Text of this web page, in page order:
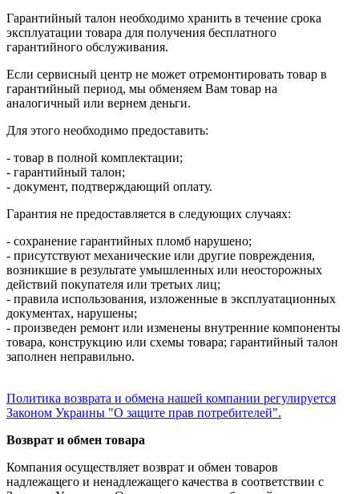
Гарантийный талон необходимо хранить в течение срока
эксплуатации товара для получения бесплатного
гарантийного обслуживания.
Если сервисный центр не может отремонтировать товар в
гарантийный период, мы обменяем Вам товар на
аналогичный или вернем деньги.
Для этого необходимо предоставить:
- товар в полной комплектации;
- гарантийный талон;
- документ, подтверждающий оплату.
Гарантия не предоставляется в следующих случаях:
- сохранение гарантийных пломб нарушено;
- присутствуют механические или другие повреждения,
возникшие в результате умышленных или неосторожных
действий покупателя или третьих лиц;
- правила использования, изложенные в эксплуатационных
документах, нарушены;
- произведен ремонт или изменены внутренние компоненты
товара, конструкцию или схемы товара; гарантийный талон
заполнен неправильно.
Политика возврата и обмена нашей компании регулируется
Законом Украины "О защите прав потребителей".
Возврат и обмен товара
Компания осуществляет возврат и обмен товаров
надлежащего и ненадлежащего качества в соответствии с